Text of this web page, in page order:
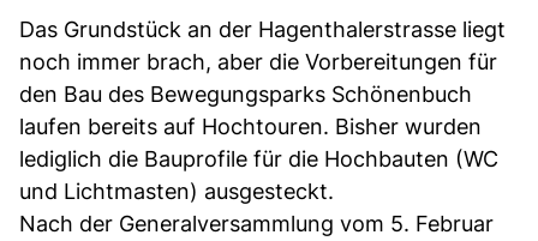
Das Grundstück an der Hagenthalerstrasse liegt
noch immer brach, aber die Vorbereitungen für
den Bau des Bewegungsparks Schönenbuch
laufen bereits auf Hochtouren. Bisher wurden
lediglich die Bauprofile für die Hochbauten (WC
und Lichtmasten) ausgesteckt.
Nach der Generalversammlung vom 5. Februar